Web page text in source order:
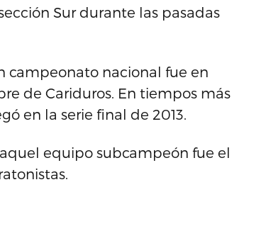
Sur durante las pasadas
campeonato nacional fue en
de Cariduros. En tiempos más
en la serie final de 2013.
equipo subcampeón fue el